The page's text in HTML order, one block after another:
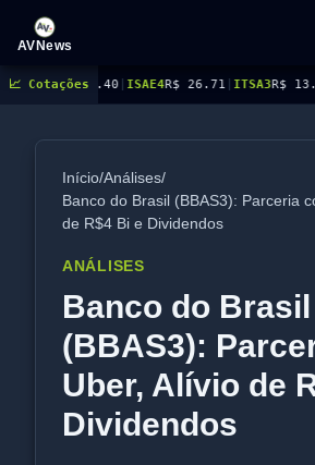
AVNews
📈 Cotações
|ISAE4R$ 26.71|ITSA3 R$ 13.85|ITSA4
Início/Análises/
Banco do Brasil (BBAS3): Parceria
de R$4 Bi e Dividendos
ANÁLISES
Banco do Brasil
(BBAS3):
Uber, Alívio de
Dividendos